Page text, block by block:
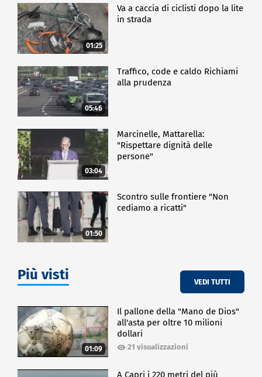
01:25
Va a caccia di ciclisti dopo la lite
in strada
05:46
Traffico, code e caldo Richiami
alla prudenza
03:04
Marcinelle, Mattarella:
"Rispettare dignità delle
persone"
01:50
Scontro sulle frontiere "Non
cediamo a ricatti"
Più visti VEDI TUTTI
01:09
Il pallone della "Mano de Dios"
all'asta per oltre 10 milioni
dollari
21 visualizzazioni
A Capri i 220 metri del più